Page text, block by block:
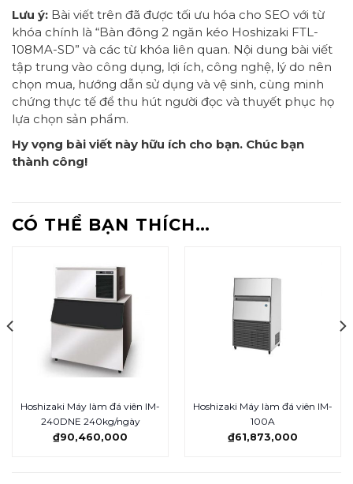
Lưu ý: Bài viết trên đã được tối ưu hóa cho SEO với từ
khóa chính là “Bàn đông 2 ngăn kéo Hoshizaki FTL-
108MA-SD” và các từ khóa liên quan. Nội dung bài viết
tập trung vào công dụng, lợi ích, công nghệ, lý do nên
chọn mua, hướng dẫn sử dụng và vệ sinh, cùng minh
chứng thực tế để thu hút người đọc và thuyết phục họ
lựa chọn sản phẩm.
Hy vọng bài viết này hữu ích cho bạn. Chúc bạn
thành công!
CÓ THỂ BẠN THÍCH…
Hoshizaki Máy làm đá viên IM-
240DNE 240kg/ngày
₫90,460,000
Hoshizaki Máy làm đá viên IM-
100A
₫61,873,000